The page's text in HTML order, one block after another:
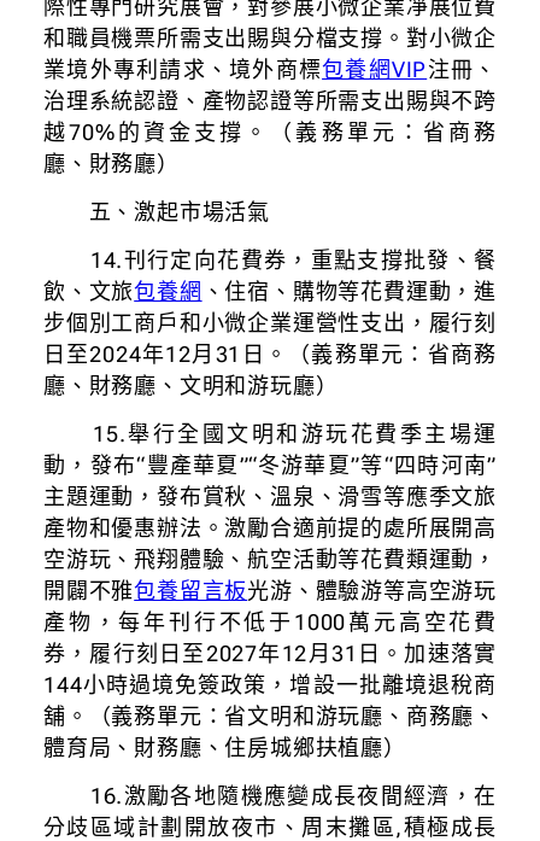
際性專門研究展會，對參展小微企業凈展位費
和職員機票所需支出賜與分檔支撐。對小微企
業境外專利請求、境外商標包養網VIP注冊、
治理系統認證、產物認證等所需支出賜與不跨
越70%的資金支撐。（義務單元：省商務
廳、財務廳）
五、激起市場活氣
14.刊行定向花費券，重點支撐批發、餐
飲、文旅包養網 、住宿、購物等花費運動，進
步個別工商戶和小微企業運營性支出，履行刻
日至2024年12月31日。（義務單元：省商務
廳、財務廳、文明和游玩廳）
15.舉行全國文明和游玩花費季主場運
動，發布“豐產華夏”“冬游華夏”等“四時河南”
主題運動，發布賞秋、溫泉、滑雪等應季文旅
產物和優惠辦法。激勵合適前提的處所展開高
空游玩、飛翔體驗、航空活動等花費類運動，
開闢不雅包養留言板光游、體驗游等高空游玩
產物，每年刊行不低于1000萬元高空花費
券，履行刻日至2027年12月31日。加速落實
144小時過境免簽政策，增設一批離境退稅商
舖。（義務單元：省文明和游玩廳、商務廳、
體育局、財務廳、住房城鄉扶植廳）
16.激勵各地隨機應變成長夜間經濟，在
分歧區域計劃開放夜市、周末攤區,積極成長